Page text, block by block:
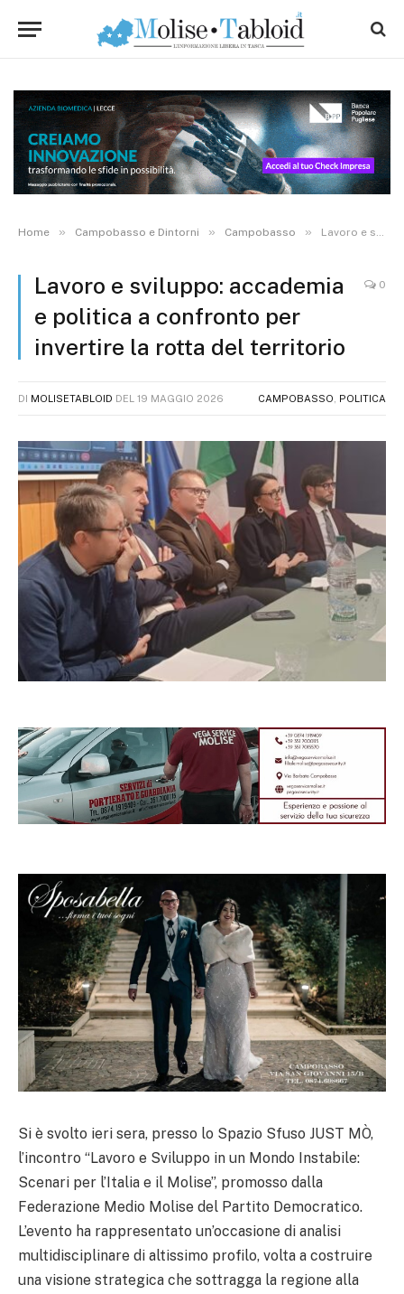
Home » Campobasso e Dintorni » Campobasso » Lavoro e sviluppo: accademia e politica a confronto per invertire la rotta del territorio
Lavoro e sviluppo: accademia
e politica a confronto per
invertire la rotta del territorio
0
DI MOLISETABLOID DEL 19 MAGGIO 2026 CAMPOBASSO POLITICA
Si è svolto ieri sera, presso lo Spazio Sfuso JUST MÒ,
l’incontro “Lavoro e Sviluppo in un Mondo Instabile:
Scenari per l’Italia e il Molise”, promosso dalla
Federazione Medio Molise del Partito Democratico.
L’evento ha rappresentato un’occasione di analisi
multidisciplinare di altissimo profilo, volta a costruire
una visione strategica che sottragga la regione alla